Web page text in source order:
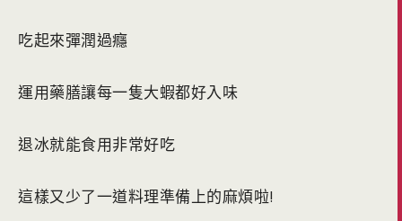
吃起來彈潤過癮
運用藥膳讓每一隻大蝦都好入味
退冰就能食用非常好吃
這樣又少了一道料理準備上的麻煩啦!